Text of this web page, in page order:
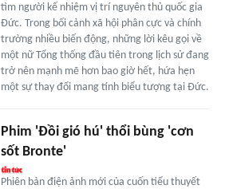
tìm người kế nhiệm vị trí nguyên thủ quốc gia
Đức. Trong bối cảnh xã hội phân cực và chính
trường nhiều biến động, những lời kêu gọi về
một nữ Tổng thống đầu tiên trong lịch sử đang
trở nên mạnh mẽ hơn bao giờ hết, hứa hẹn
một sự thay đổi mang tính biểu tượng tại Đức.
Phim 'Đồi gió hú' thổi bùng 'cơn
sốt Bronte'
Phiên bản điện ảnh mới của cuốn tiểu thuyết